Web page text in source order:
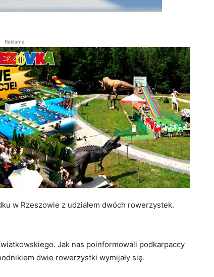
Reklama
w Rzeszowie z udziałem dwóch rowerzystek.
Jak nas poinformowali podkarpaccy
dwie rowerzystki wymijały się.